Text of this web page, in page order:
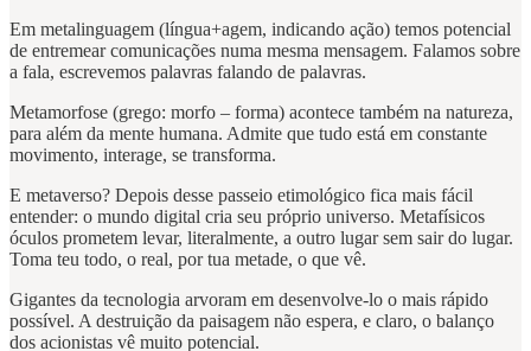
Em metalinguagem (língua+agem, indicando ação) temos potencial
de entremear comunicações numa mesma mensagem. Falamos sobre
a fala, escrevemos palavras falando de palavras.
Metamorfose (grego: morfo – forma) acontece também na natureza,
para além da mente humana. Admite que tudo está em constante
movimento, interage, se transforma.
E metaverso? Depois desse passeio etimológico fica mais fácil
entender: o mundo digital cria seu próprio universo. Metafísicos
óculos prometem levar, literalmente, a outro lugar sem sair do lugar.
Toma teu todo, o real, por tua metade, o que vê.
Gigantes da tecnologia arvoram em desenvolve-lo o mais rápido
possível. A destruição da paisagem não espera, e claro, o balanço
dos acionistas vê muito potencial.